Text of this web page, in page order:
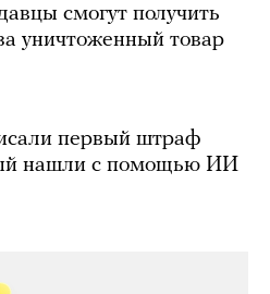
смогут получить
уничтоженный товар
первый штраф
нашли с помощью ИИ